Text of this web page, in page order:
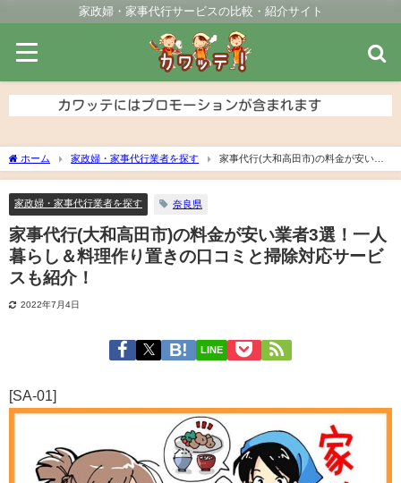
家政婦・家事代行サービスの比較・紹介サイト
ホーム 家政婦・家事代行業者を探す
家事代行(大和高田市)の料金が安い業
者3選！一人暮らし＆料理作り置きの口コミと掃除対応サービスも紹介！
家政婦・家事代行業者を探す 奈良県
家事代行(大和高田市)の料金が安い業者3選！一人
暮らし＆料理作り置きの口コミと掃除対応サービ
スも紹介！
2022年7月4日
LINE
[SA-01]